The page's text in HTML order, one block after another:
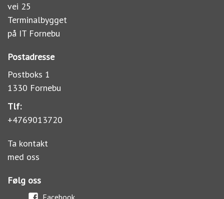
vei 25
Terminalbygget
på IT Fornebu
Postadresse
Postboks 1
1330 Fornebu
Tlf:
+4769013720
Ta kontakt
med oss
Følg oss
Facebook